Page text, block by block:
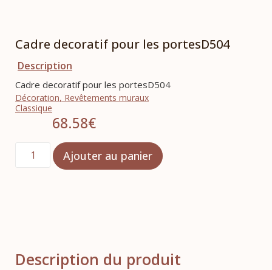
Cadre decoratif pour les portesD504
Description
Cadre decoratif pour les portesD504
Décoration, Revêtements muraux
Classique
68.58€
Ajouter au panier
Description du produit